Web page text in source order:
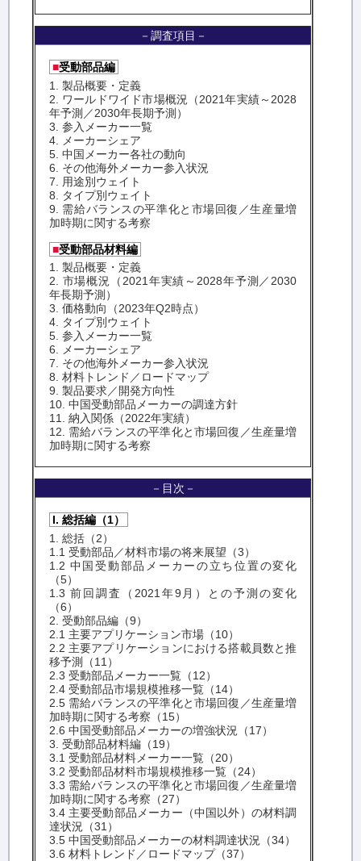
－調査項目－
■受動部品編
1. 製品概要・定義
2. ワールドワイド市場概況（2021年実績～2028
年予測／2030年長期予測）
3. 参入メーカー一覧
4. メーカーシェア
5. 中国メーカー各社の動向
6. その他海外メーカー参入状況
7. 用途別ウェイト
8. タイプ別ウェイト
9. 需給バランスの平準化と市場回復／生産量増
加時期に関する考察
■受動部品材料編
1. 製品概要・定義
2. 市場概況（2021年実績～2028年予測／2030
年長期予測）
3. 価格動向（2023年Q2時点）
4. タイプ別ウェイト
5. 参入メーカー一覧
6. メーカーシェア
7. その他海外メーカー参入状況
8. 材料トレンド／ロードマップ
9. 製品要求／開発方向性
10. 中国受動部品メーカーの調達方針
11. 納入関係（2022年実績）
12. 需給バランスの平準化と市場回復／生産量増
加時期に関する考察
－目次－
I. 総括編（1）
1. 総括（2）
1.1 受動部品／材料市場の将来展望（3）
1.2 中国受動部品メーカーの立ち位置の変化
（5）
1.3 前回調査（2021年9月）との予測の変化
（6）
2. 受動部品編（9）
2.1 主要アプリケーション市場（10）
2.2 主要アプリケーションにおける搭載員数と推
移予測（11）
2.3 受動部品メーカー一覧（12）
2.4 受動部品市場規模推移一覧（14）
2.5 需給バランスの平準化と市場回復／生産量増
加時期に関する考察（15）
2.6 中国受動部品メーカーの増強状況（17）
3. 受動部品材料編（19）
3.1 受動部品材料メーカー一覧（20）
3.2 受動部品材料市場規模推移一覧（24）
3.3 需給バランスの平準化と市場回復／生産量増
加時期に関する考察（27）
3.4 主要受動部品メーカー（中国以外）の材料調
達状況（31）
3.5 中国受動部品メーカーの材料調達状況（34）
3.6 材料トレンド／ロードマップ（37）